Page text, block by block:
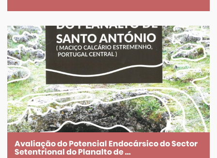
Avaliação do Potencial Endocársico do Sector
Setentrional do Planalto de ...